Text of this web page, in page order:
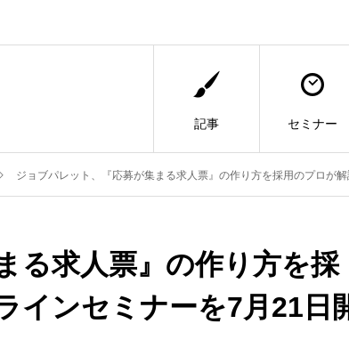
記事 セミナー
ジョブパレット、『応募が集まる求人票』の作り方を採用のプロが
る求人票』の作り方を採
インセミナーを7月21日